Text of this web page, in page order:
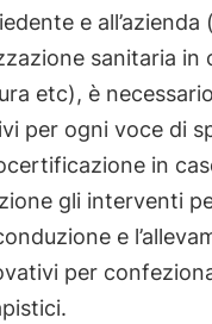
e
sanitaria
etc), è
per ogni voce di
in
gli interventi
e
per